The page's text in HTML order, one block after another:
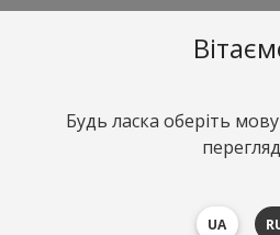
грн.
Будь ласка оберіть
UA